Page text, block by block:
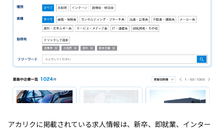
アカリクに掲載されている求人情報は、新卒、即就業、インター